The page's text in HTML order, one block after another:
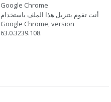
Google Chrome
أنت تقوم بتنزيل هذا الملف باستخدام
Google Chrome, version
63.0.3239.108.